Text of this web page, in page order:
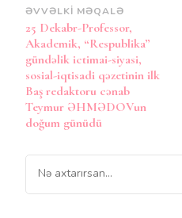
Post
Naviqasiya
ƏVVƏLKI MƏQALƏ
25 Dekabr-Professor,
Akademik, “Respublika”
gündəlik ictimai-siyasi,
sosial-iqtisadi qəzetinin ilk
Baş redaktoru cənab
Teymur ƏHMƏDOVun
doğum günüdü
Bir
şey